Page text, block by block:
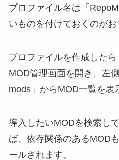
プロファイル名は「
いものを付けておくのがお
プロファイルを作成した
MOD管理画面を開き、左
mods」からMOD一覧を表
導入したいMODを検索し
ば、依存関係のあるMOD
ールされます。